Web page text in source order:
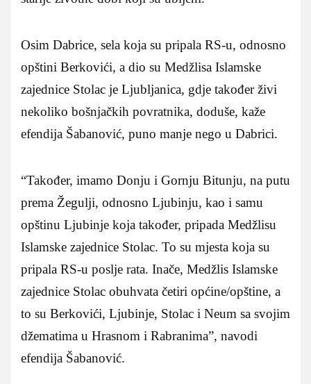
Osim Dabrice, sela koja su pripala RS-u, odnosno
opštini Berkovići, a dio su Medžlisa Islamske
zajednice Stolac je Ljubljanica, gdje također živi
nekoliko bošnjačkih povratnika, doduše, kaže
efendija Šabanović, puno manje nego u Dabrici.
“Također, imamo Donju i Gornju Bitunju, na putu
prema Žegulji, odnosno Ljubinju, kao i samu
opštinu Ljubinje koja također, pripada Medžlisu
Islamske zajednice Stolac. To su mjesta koja su
pripala RS-u poslje rata. Inače, Medžlis Islamske
zajednice Stolac obuhvata četiri općine/opštine, a
to su Berkovići, Ljubinje, Stolac i Neum sa svojim
džematima u Hrasnom i Rabranima”, navodi
efendija Šabanović.